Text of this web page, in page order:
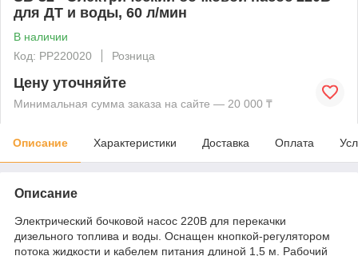
для ДТ и воды, 60 л/мин
В наличии
Код: PP220020
Розница
Цену уточняйте
Минимальная сумма заказа на сайте — 20 000 ₸
Описание Характеристики Доставка Оплата
Описание
Электрический бочковой насос 220В для перекачки
дизельного топлива и воды. Оснащен кнопкой-регулятором
потока жидкости и кабелем питания длиной 1,5 м. Рабочий